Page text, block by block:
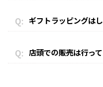
ギフトラッピングは
店頭での販売は行っ